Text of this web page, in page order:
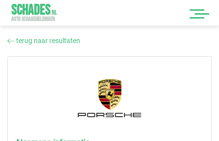
SCHADES.NL
AUTO SCHADEMELDINGEN
terug naar resultaten